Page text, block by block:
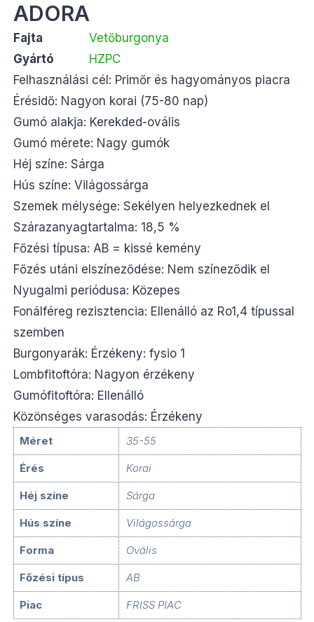
ADORA
Fajta
Vetőburgonya
Gyártó
HZPC
Felhasználási cél: Primőr és hagyományos piacra
Érésidő: Nagyon korai (75-80 nap)
Gumó alakja: Kerekded-ovális
Gumó mérete: Nagy gumók
Héj színe: Sárga
Hús színe: Világossárga
Szemek mélysége: Sekélyen helyezkednek el
Szárazanyagtartalma: 18,5 %
Főzési típusa: AB = kissé kemény
Főzés utáni elszíneződése: Nem színeződik el
Nyugalmi periódusa: Közepes
Fonálféreg rezisztencia: Ellenálló az Ro1,4 típussal
szemben
Burgonyarák: Érzékeny: fysio 1
Lombfitoftóra: Nagyon érzékeny
Gumófitoftóra: Ellenálló
Közönséges varasodás: Érzékeny
Méret 35-55
Érés Korai
Héj színe Sárga
Hús színe Világossárga
Forma Ovális
Főzési típus AB
Piac FRISS PIAC